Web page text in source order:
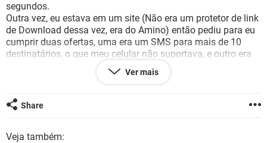
INSTAGRAM GMAIL
GUIA DE COMPRAS
segundos.
Outra vez, eu estava em um site (Não era um protetor de link
de Download dessa vez, era do Amino) então pediu para eu
cumprir duas ofertas, uma era um SMS para mais de 10
destinatários, o que meu celular não suportava, e outro era
para digitar meu número de celular, porém o site não
entrava, queria pular essas duas ordens e prosseguir sem
Obs: O segundo não protegia Download, apenas o primeiro;
Favor responder as duas formas;
Ver mais
Share
Veja também: